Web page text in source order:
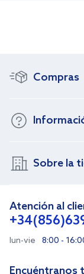
Compras
Sobre la
Atención al
lun-vie 8:00 -
Encuéntranos